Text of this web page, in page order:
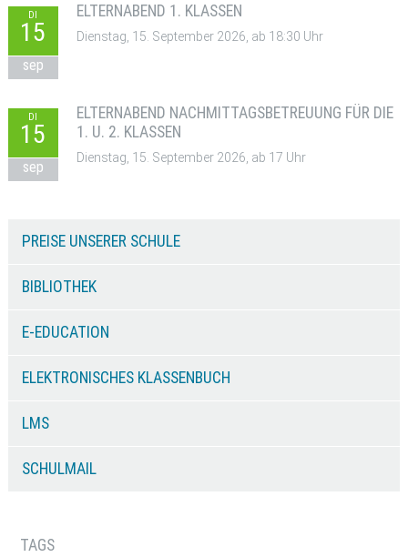
DI
15
sep
ELTERNABEND 1. KLASSEN
Dienstag, 15. September 2026, ab 18:30 Uhr
DI
15
sep
ELTERNABEND NACHMITTAGSBETREUUNG FÜR DIE
1. U. 2. KLASSEN
Dienstag, 15. September 2026, ab 17 Uhr
PREISE UNSERER SCHULE
BIBLIOTHEK
E-EDUCATION
ELEKTRONISCHES KLASSENBUCH
LMS
SCHULMAIL
TAGS